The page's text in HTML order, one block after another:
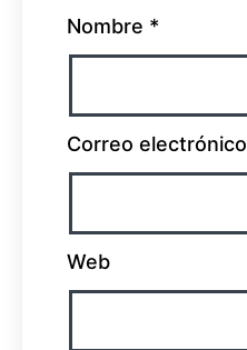
Nombre *
Correo electrónico
Web